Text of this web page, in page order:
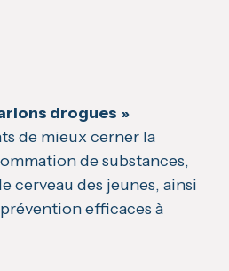
drogues »
de mieux cerner la
de substances,
cerveau des jeunes, ainsi
efficaces à